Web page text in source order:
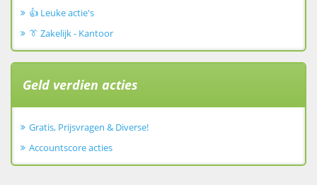
👍 Leuke actie's
👔 Zakelijk - Kantoor
Geld verdien acties
Gratis, Prijsvragen & Diverse!
Accountscore acties